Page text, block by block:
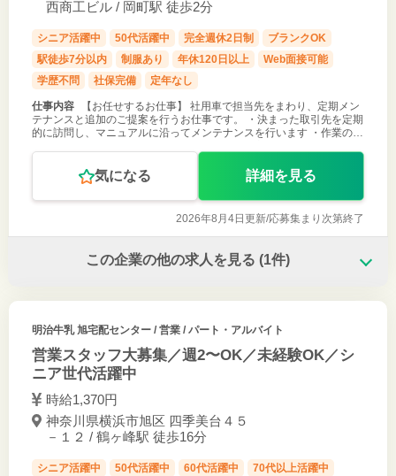
西商工ビル / 岡町駅 徒歩2分
シニア活躍中 50代活躍中 完全週休2日制
ブランクOK
駅徒歩7分以内
制服あり 年休120日以上
Web面接可能
学歴不問
社保完備 定年なし
仕事内容
【お任せするお仕事】 社用車で担当先をまわり、定期メン
テナンスと追加のご提案を行うお仕事です。 ・決まった取引先を定期
的に訪問し、マニュアルに沿ってメンテナンスを行います ・作業のつ
気になる 詳細を見る
2026年8月4日更新/応募集まり次第終了
この企業の他の求人を見る (1件)
明治牛乳 旭宅配センター/ 営業 / パート・アルバイト
営業スタッフ大募集／週2〜OK／未経験OK／シ
ニア世代活躍中
時給1,370円
神奈川県横浜市旭区 四季美台４５
－１２ / 鶴ヶ峰駅 徒歩16分
シニア活躍中 50代活躍中 60代活躍中
70代以上活躍中